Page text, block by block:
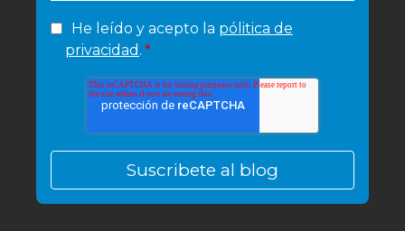
He leído y acepto la pólitica de
privacidad . *